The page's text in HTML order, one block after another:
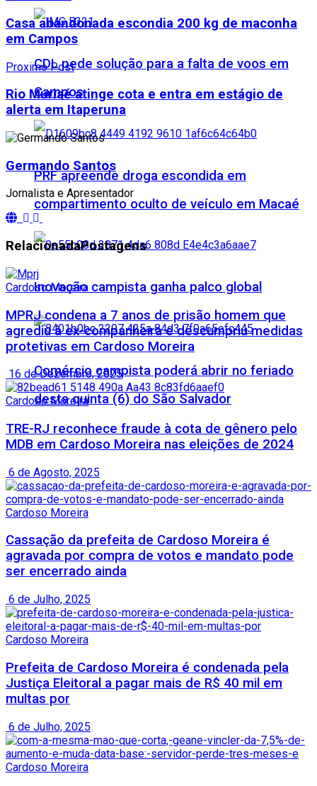
CDL pede solução para a falta de voos em
Campos
PRF apreende droga escondida em
compartimento oculto de veículo em Macaé
Inovação campista ganha palco global
Comércio campista poderá abrir no feriado
desta quinta (6) do São Salvador
Casa abandonada escondia 200 kg de maconha
em Campos
Proximo Post
Rio Muriaé atinge cota e entra em estágio de
alerta em Itaperuna
Germando Santos
Jornalista e Apresentador
RelacionadaPostagens
Cardoso Moreira
MPRJ condena a 7 anos de prisão homem que
agrediu à ex-companheira e descumpriu medidas
protetivas em Cardoso Moreira
16 de Dezembro, 2025
Cardoso Moreira
TRE-RJ reconhece fraude à cota de gênero pelo
MDB em Cardoso Moreira nas eleições de 2024
6 de Agosto, 2025
Cardoso Moreira
Cassação da prefeita de Cardoso Moreira é
agravada por compra de votos e mandato pode
ser encerrado ainda
6 de Julho, 2025
Cardoso Moreira
Prefeita de Cardoso Moreira é condenada pela
Justiça Eleitoral a pagar mais de R$ 40 mil em
multas por
6 de Julho, 2025
Cardoso Moreira